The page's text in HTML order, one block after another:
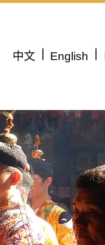
中文 English